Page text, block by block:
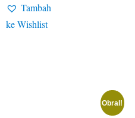
Tambah
ke Wishlist
Obral!